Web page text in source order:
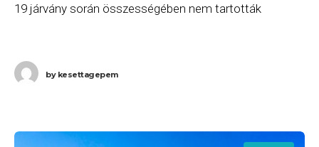
19 járvány során összességében nem tartották
bykesettagepem